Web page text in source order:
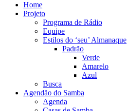
Home
Projeto
Programa de Rádio
Equipe
Estilos do ‘seu’ Almanaque
Padrão
Verde
Amarelo
Azul
Busca
Agendão do Samba
Agenda